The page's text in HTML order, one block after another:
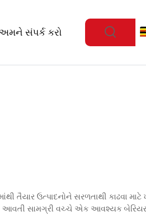
સંપર્ક કરો
ઉત્પાદનોને સરળતાથી કાઢવા માટે
આવતી સામગ્રી વચ્ચે એક આવશ્યક બેરિયર